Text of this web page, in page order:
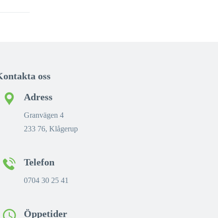
oss
Adress
Granvägen 4
233 76, Klågerup
Telefon
0704 30 25 41
Öppetider